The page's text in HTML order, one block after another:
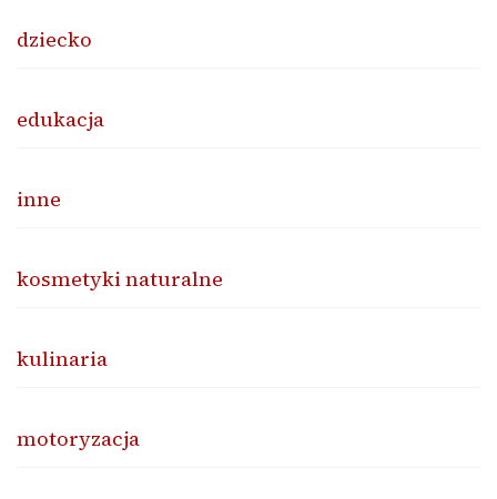
dziecko
edukacja
inne
kosmetyki naturalne
kulinaria
motoryzacja